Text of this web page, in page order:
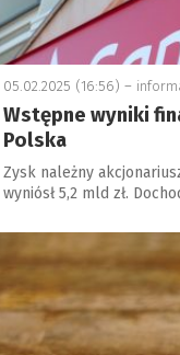
05.02.2025 (16:56) –
Wstępne wyniki
Polska
Zysk należny
wyniósł 5,2 mld zł.